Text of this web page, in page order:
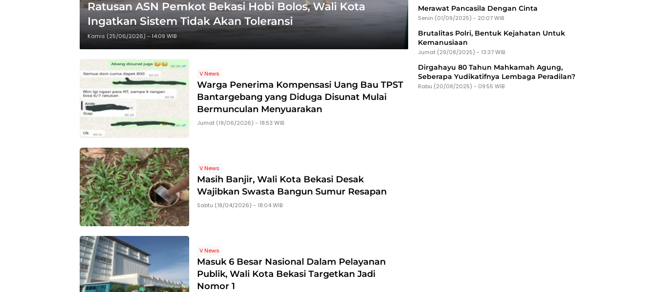
Ratusan ASN Pemkot Bekasi Hobi Bolos, Wali Kota
Ingatkan Sistem Tidak Akan Toleransi
Kamis (25/06/2026) - 14:09 WIB
V News
Warga Penerima Kompensasi Uang Bau TPST
Bantargebang yang Diduga Disunat Mulai
Bermunculan Menyuarakan
Jumat (19/06/2026) - 18:53 WIB
V News
Masih Banjir, Wali Kota Bekasi Desak
Wajibkan Swasta Bangun Sumur Resapan
Sabtu (18/04/2026) - 18:04 WIB
V News
Masuk 6 Besar Nasional Dalam Pelayanan
Publik, Wali Kota Bekasi Targetkan Jadi
Nomor 1
Merawat Pancasila Dengan Cinta
Senin (01/09/2025) - 20:07 WIB
Brutalitas Polri, Bentuk Kejahatan Untuk
Kemanusiaan
Jumat (29/08/2025) - 13:37 WIB
Dirgahayu 80 Tahun Mahkamah Agung,
Seberapa Yudikatifnya Lembaga Peradilan?
Rabu (20/08/2025) - 09:55 WIB